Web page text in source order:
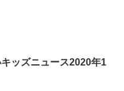
ッズニュース2020年1